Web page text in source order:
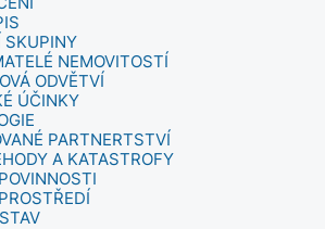
SKUPINY
NEMOVITOSTÍ
ODVĚTVÍ
ÚČINKY
PARTNERTSTVÍ
A KATASTROFY